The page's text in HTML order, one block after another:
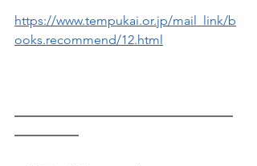
https://www.tempukai.or.jp/mail_link/b
ooks.recommend/12.html
━━━━━━━━━━━━━━━━━
━━━━━